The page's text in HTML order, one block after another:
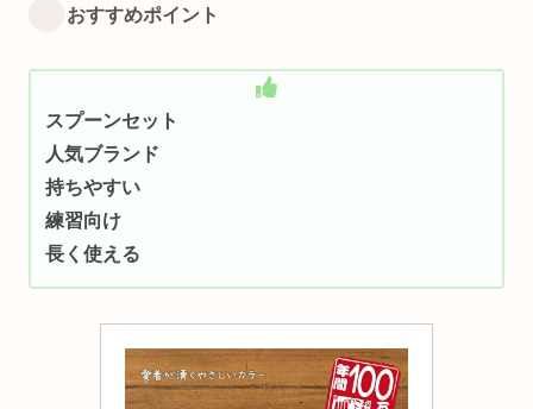
おすすめポイント
スプーンセット
人気ブランド
持ちやすい
練習向け
長く使える